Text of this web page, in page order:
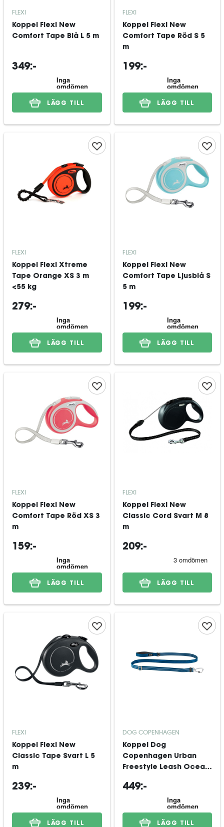
FLEXI
Koppel Flexi New
Comfort Tape Blå L 5 m
349:-
LÄGG TILL
FLEXI
Koppel Flexi New
Comfort Tape Röd S 5
m
199:-
LÄGG TILL
FLEXI
Koppel Flexi Xtreme
Tape Orange XS 3 m
<55 kg
279:-
LÄGG TILL
FLEXI
Koppel Flexi New
Comfort Tape Ljusblå S
5 m
199:-
LÄGG TILL
FLEXI
Koppel Flexi New
Comfort Tape Röd XS 3
m
159:-
LÄGG TILL
FLEXI
Koppel Flexi New
Classic Cord Svart M 8
m
209:-
LÄGG TILL
FLEXI
Koppel Flexi New
Classic Tape Svart L 5
m
239:-
LÄGG TILL
DOG COPENHAGEN
Koppel Dog
Copenhagen Urban
Freestyle Leash Ocean
449:-
LÄGG TILL